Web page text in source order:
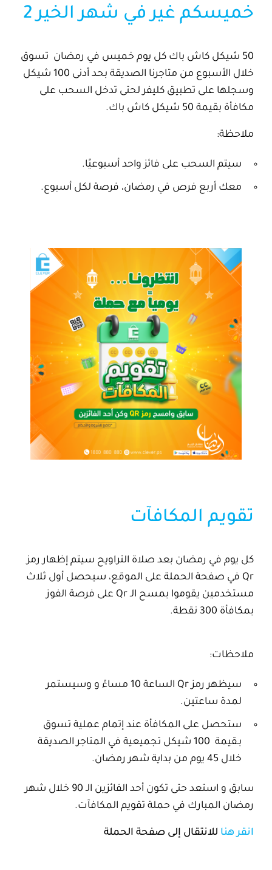
خميسكم غير في شهر الخير 2
50 شيكل كاش باك كل يوم خميس في رمضان
تسوق
خلال الأسبوع من متاجرنا الصديقة بحد أدنى 100 شيكل
وسجلها على تطبيق كليفر لحتى تدخل السحب على
مكافأة بقيمة 50 شيكل كاش باك.
ملاحظة:
سيتم السحب على فائز واحد أسبوعيًا.
معك أربع فرص في رمضان، فرصة لكل أسبوع.
تقويم المكافآت
كل يوم في رمضان بعد صلاة التراويح سيتم إظهار رمز
Qr في صفحة الحملة على الموقع، سيحصل أول ثلاث
مستخدمين يقوموا بمسح الـ Qr على فرصة الفوز
بمكافأة 300 نقطة.
ملاحظات:
سيظهر رمز Qr الساعة 10 مساءً و وسيستمر
لمدة ساعتين.
ستحصل على المكافأة عند إتمام عملية تسوق
بـقيمة 100 شيكل تجميعية في المتاجر الصديقة
خلال 45 يوم من بداية شهر رمضان.
سابق و استعد حتى تكون أحد الفائزين الـ 90 خلال شهر
رمضان المبارك في حملة تقويم المكافآت.
انقر هنا للانتقال إلى صفحة الحملة